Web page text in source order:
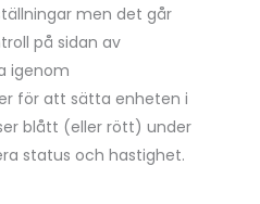
men det går
på sidan av
igenom
för att sätta enheten i
blått (eller rött) under
status och hastighet.